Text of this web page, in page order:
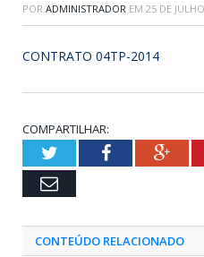
POR ADMINISTRADOR EM 25 DE
CONTRATO 04TP-2014
COMPARTILHAR:
TwitterFacebook
Email
CONTEÚDO RELACIONADO